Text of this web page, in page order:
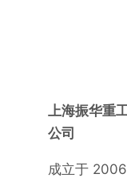
上海振华重
公司
成立于